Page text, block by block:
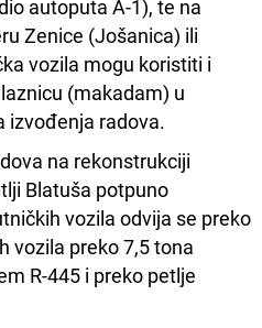
autoputa A-1), te na
Zenice (Jošanica) ili
vozila mogu koristiti i
(makadam) u
izvođenja radova.
na rekonstrukciji
Blatuša potpuno
vozila odvija se preko
vozila preko 7,5 tona
R-445 i preko petlje